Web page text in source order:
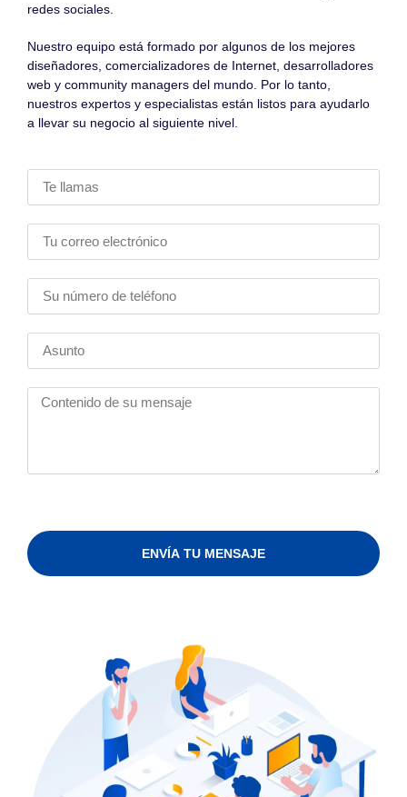
redes sociales.
Nuestro equipo está formado por algunos de los mejores
diseñadores, comercializadores de Internet, desarrolladores
web y community managers del mundo. Por lo tanto,
nuestros expertos y especialistas están listos para ayudarlo
a llevar su negocio al siguiente nivel.
ENVÍA TU MENSAJE